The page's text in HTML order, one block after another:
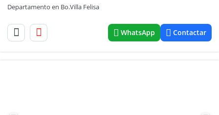
Departamento en Bo.Villa Felisa
WhatsApp Contactar